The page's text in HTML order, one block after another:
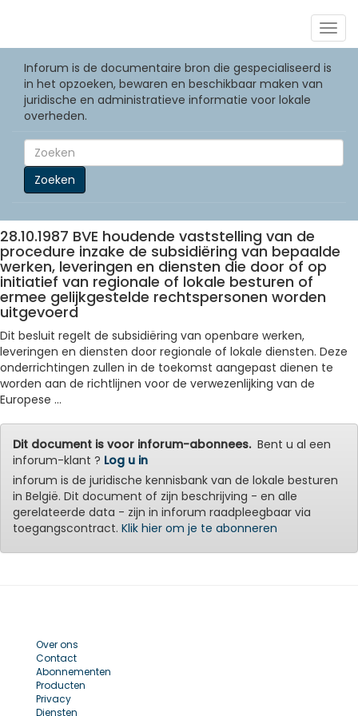
Inforum is de documentaire bron die gespecialiseerd is
in het opzoeken, bewaren en beschikbaar maken van
juridische en administratieve informatie voor lokale
overheden.
Zoeken
28.10.1987 BVE houdende vaststelling van de
procedure inzake de subsidiëring van bepaalde
werken, leveringen en diensten die door of op
initiatief van regionale of lokale besturen of
ermee gelijkgestelde rechtspersonen worden
uitgevoerd
Dit besluit regelt de subsidiëring van openbare werken,
leveringen en diensten door regionale of lokale diensten. Deze
onderrichtingen zullen in de toekomst aangepast dienen te
worden aan de richtlijnen voor de verwezenlijking van de
Europese ...
Dit document is voor inforum-abonnees.Bent u al een
inforum-klant ? Log u in
inforum is de juridische kennisbank van de lokale besturen
in België. Dit document of zijn beschrijving - en alle
gerelateerde data - zijn in inforum raadpleegbaar via
toegangscontract. Klik hier om je te abonneren
Over ons
Contact
Abonnementen
Producten
Privacy
Diensten